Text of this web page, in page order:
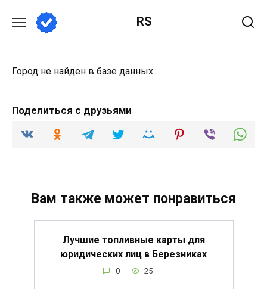
содержанию
RS
Город не найден в базе данных.
Поделиться с друзьями
Вам также может понравиться
Лучшие топливные карты для
юридических лиц в Березниках
0 25